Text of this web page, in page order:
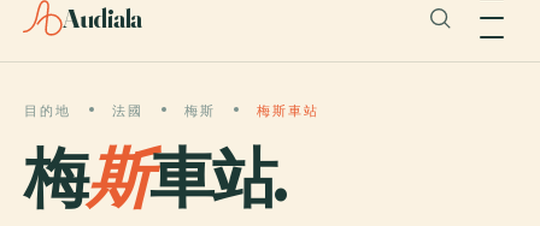
Audiala
目的地 法國 梅斯 梅斯車站
梅斯車站.